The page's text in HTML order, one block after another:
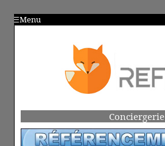
Menu
Conciergerie